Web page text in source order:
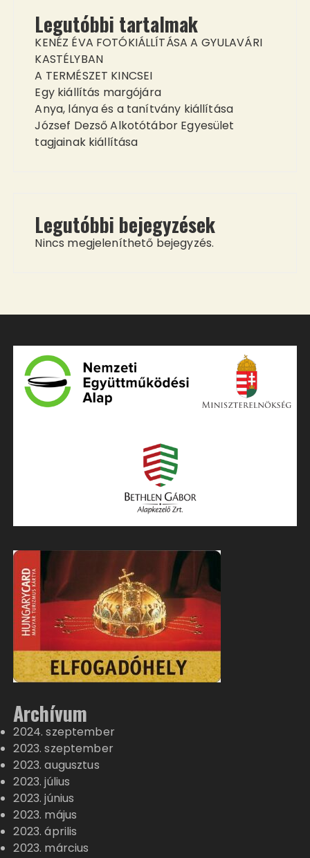
Legutóbbi tartalmak
KENÉZ ÉVA FOTÓKIÁLLÍTÁSA A GYULAVÁRI
KASTÉLYBAN
A TERMÉSZET KINCSEI
Egy kiállítás margójára
Anya, lánya és a tanítvány kiállítása
József Dezső Alkotótábor Egyesület
tagjainak kiállítása
Legutóbbi bejegyzések
Nincs megjeleníthető bejegyzés.
Archívum
2024. szeptember
2023. szeptember
2023. augusztus
2023. július
2023. június
2023. május
2023. április
2023. március